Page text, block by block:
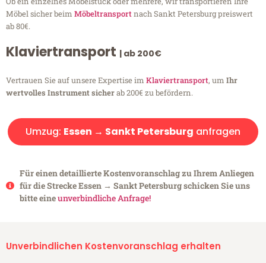
Möbel sicher beim Möbeltransportnach Sankt Petersburg preiswert
ab 80€.
Klaviertransport | ab 200€
Vertrauen Sie auf unsere Expertise im Klaviertransport, um Ihr
wertvolles Instrument sicherab 200€ zu befördern.
Umzug: Essen → Sankt Petersburg anfragen
Für einen detaillierte Kostenvoranschlag zu Ihrem Anliegen
für die Strecke Essen → Sankt Petersburg schicken Sie uns
bitte eineunverbindliche Anfrage!
Unverbindlichen Kostenvoranschlag erhalten